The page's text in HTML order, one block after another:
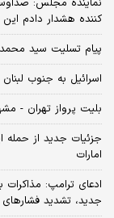
نماینده مجلس:
کننده هشدار دادم
پیام تسلیت سید
اسرائیل به جنوب
بلیت پرواز تهران -
جزئیات جدید از حمله
امارات
ادعای ترامپ:
جدید، تشدید